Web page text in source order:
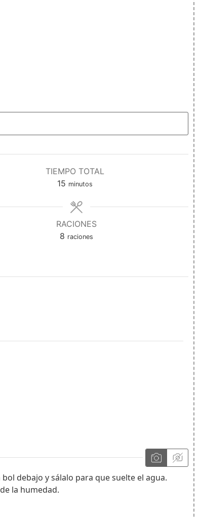
TIEMPO TOTAL
15 minutos
RACIONES
8 raciones
debajo y sálalo para que suelte el agua.
la humedad.